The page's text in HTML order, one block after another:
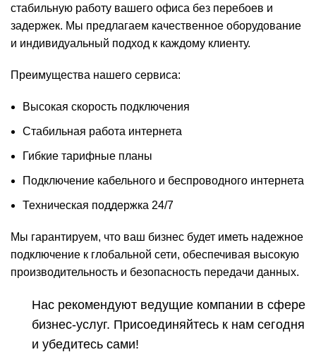
стабильную работу вашего офиса без перебоев и
задержек. Мы предлагаем качественное оборудование
и индивидуальный подход к каждому клиенту.
Преимущества нашего сервиса:
Высокая скорость подключения
Стабильная работа интернета
Гибкие тарифные планы
Подключение кабельного и беспроводного интернета
Техническая поддержка 24/7
Мы гарантируем, что ваш бизнес будет иметь надежное
подключение к глобальной сети, обеспечивая высокую
производительность и безопасность передачи данных.
Нас рекомендуют ведущие компании в сфере
бизнес-услуг. Присоединяйтесь к нам сегодня
и убедитесь сами!